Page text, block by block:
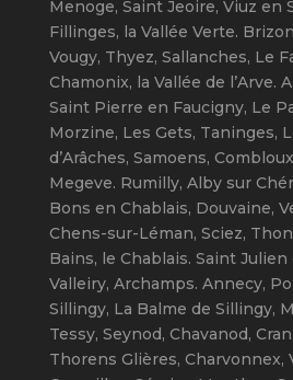
Menoge, Saint Jeoire, Viuz en
Fillinges, la Vallée Verte.
Vougy, Thyez, Sallanches, Le
Chamonix, la Vallée de l’Arve.
Saint Pierre en Faucigny, Le
Morzine, Les Gets, Taninges,
d’Arâches, Samoens,
Megeve. Rumilly, Alby sur
Bons en Chablais, Douvaine,
Chens-sur-Léman, Sciez,
Bains, le Chablais. Saint Julien
Valleiry, Archamps. Annecy,
Sillingy, La Balme de Sillingy,
Tessy, Seynod, Chavanod,
Thorens Glières, Charvonnex,